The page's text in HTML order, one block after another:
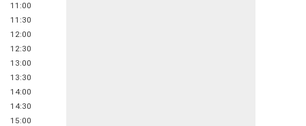
11:00
11:30
12:00
12:30
13:00
13:30
14:00
14:30
15:00